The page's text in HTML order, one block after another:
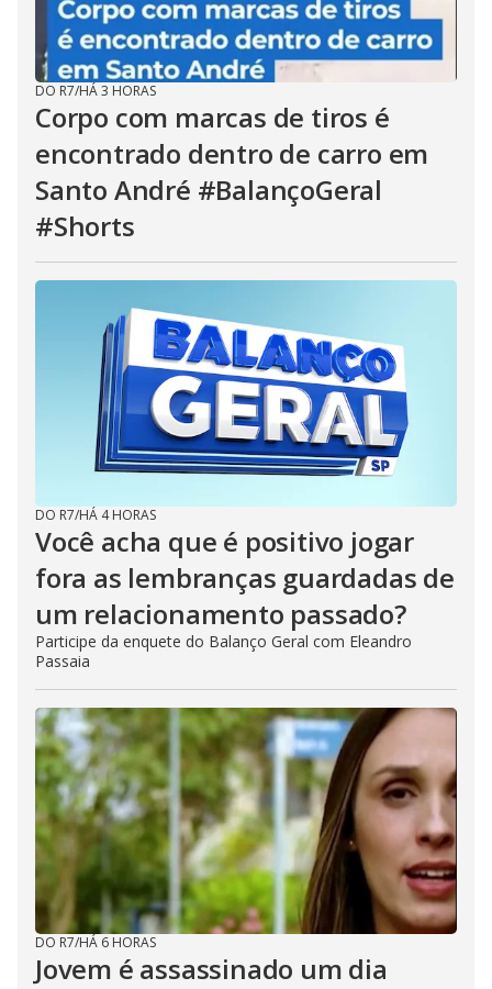
DO R7/HÁ 3 HORAS
Corpo com marcas de tiros é
encontrado dentro de carro em
Santo André #BalançoGeral
#Shorts
DO R7/HÁ 4 HORAS
Você acha que é positivo jogar
fora as lembranças guardadas de
um relacionamento passado?
Participe da enquete do Balanço Geral com Eleandro
Passaia
DO R7/HÁ 6 HORAS
Jovem é assassinado um dia